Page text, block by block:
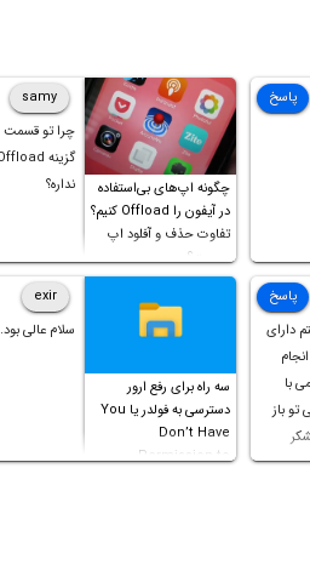
پاسخ
چگونه اپ‌های بی‌استفاده
در آیفون را Offload کنیم؟
تفاوت حذف و آفلود اپ
چیست؟
samy
نداره؟
دارای
انجام
با
تو باز
پاسخ
سه راه برای رفع ارور
دسترسی به فولدر یا You
Don’t Have
Permission to
exir
سلام عالی بود.